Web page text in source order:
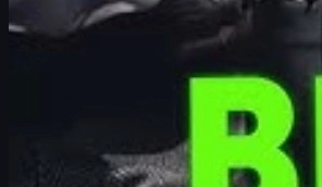
จัดอันดับจากหน้าตาอย่างเดียว แต่ใช้หล
1. งานออกแบบและเอกลักษณ์ภาพลักษณ์
ดีไซน์ของเอเจนต์มีผลโดยตรงต่อความนิ